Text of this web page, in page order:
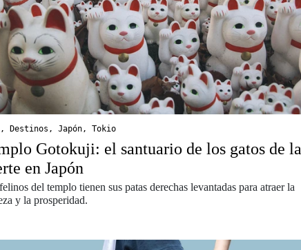
, Destinos , Japón, Tokio
Gotokuji: el santuario de los gatos de la
en Japón
del templo tienen sus patas derechas levantadas para atraer la
y la prosperidad.